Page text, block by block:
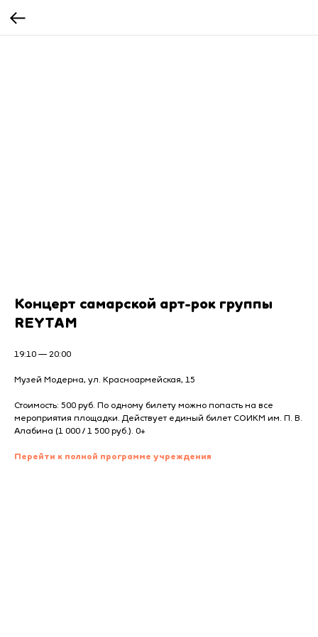
Концерт самарской арт-рок группы
REYTAM
19:10 — 20:00
Музей Модерна, ул. Красноармейская, 15
Стоимость: 500 руб. По одному билету можно попасть на все
мероприятия площадки. Действует единый билет СОИКМ им. П. В.
Алабина (1 000 / 1 500 руб.). 0+
Перейти к полной программе учреждения